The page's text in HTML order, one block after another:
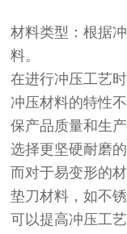
材料类型：根据
料。
在进行冲压工艺
冲压材料的特性
保产品质量和生
选择更坚硬耐磨
而对于易变形的
垫刀材料，如不
可以提高冲压工